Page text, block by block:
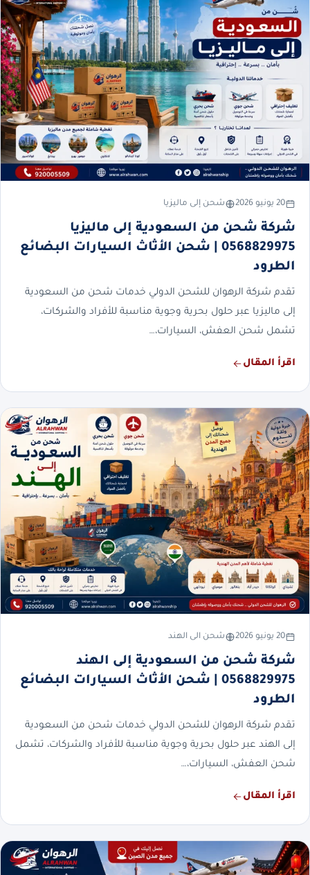
20 يونيو 2026 شحن إلى ماليزيا
شركة شحن من السعودية إلى ماليزيا
0568829975 | شحن الأثاث السيارات البضائع
الطرود
تقدم شركة الرهوان للشحن الدولي خدمات شحن من السعودية
إلى ماليزيا عبر حلول بحرية وجوية مناسبة للأفراد والشركات،
تشمل شحن العفش، السيارات،…
اقرأ المقال
20 يونيو 2026 شحن الى الهند
شركة شحن من السعودية إلى الهند
0568829975 | شحن الأثاث السيارات البضائع
الطرود
تقدم شركة الرهوان للشحن الدولي خدمات شحن من السعودية
إلى الهند عبر حلول بحرية وجوية مناسبة للأفراد والشركات، تشمل
شحن العفش، السيارات،…
اقرأ المقال